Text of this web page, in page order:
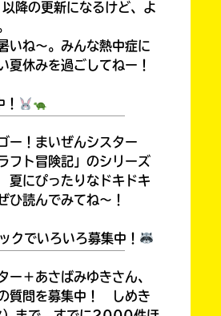
降の更新になるけど、よ
いね～。みんな熱中症に
夏休みを過ごしてねー！
ー！まいぜんシスター
フト冒険記」のシリーズ
にぴったりなドキドキ
ひ読んでみてね～！
クでいろいろ募集中！
ー＋あさばみゆきさん、
質問を募集中！ しめき